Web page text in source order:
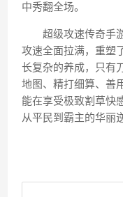
中秀翻全场。
超级攻速传奇手游
攻速全面拉满，重塑
长复杂的养成，只有
地图、精打细算、善
能在享受极致割草快
从平民到霸主的华丽